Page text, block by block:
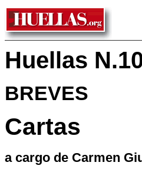
Huellas
BREVES
Cartas
a cargo de Carmen